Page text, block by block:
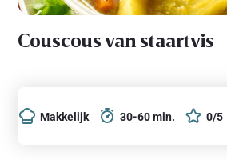
Couscous van staartvis
Makkelijk 30-60 min. 0/5